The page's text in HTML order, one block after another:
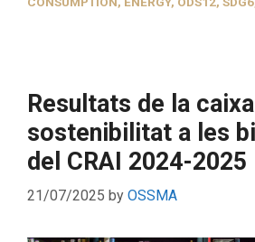
Resultats de la
sostenibilitat a les
del CRAI 2024-2025
21/07/2025 by OSSMA